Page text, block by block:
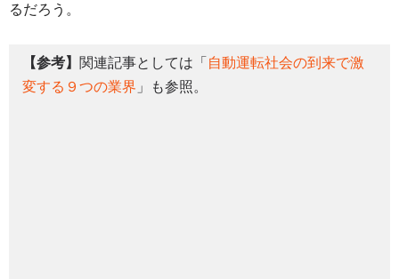
るだろう。
【参考】 関連記事としては「 自動運転社会の到来で激
変する９つの業界 」も参照。